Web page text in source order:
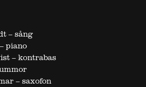
– sång
piano
– kontrabas
– saxofon